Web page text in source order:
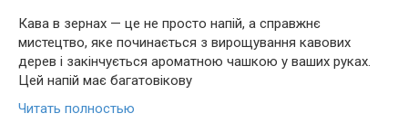
Кава в зернах — це не просто напій, а справжнє
мистецтво, яке починається з вирощування кавових
дерев і закінчується ароматною чашкою у ваших руках.
Цей напій має багатовікову
Читать полностью